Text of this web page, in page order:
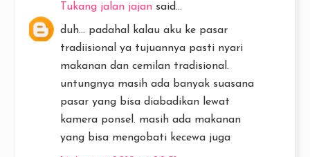
Tukang jalan jajan said...
duh... padahal kalau aku ke pasar
tradiisional ya tujuannya pasti nyari
makanan dan cemilan tradisional.
untungnya masih ada banyak suasana
pasar yang bisa diabadikan lewat
kamera ponsel. masih ada makanan
yang bisa mengobati kecewa juga